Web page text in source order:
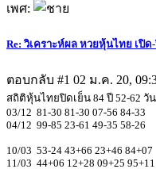
เพศ:
Re: วิเคราะห์ผล หวยหุ้นไทย เปิ
ตอบกลับ #1 02 ม.ค. 20,
สถิติหุ้นไทยปิดเย็น 84 ปี 52-62 วั
03/12 81-30 81-30 07-56 84-33
04/12 99-85 23-61 49-35 58-26
10/03 53-24 43+66 23+46 84+07
11/03 44+06 12+28 09+25 95+11